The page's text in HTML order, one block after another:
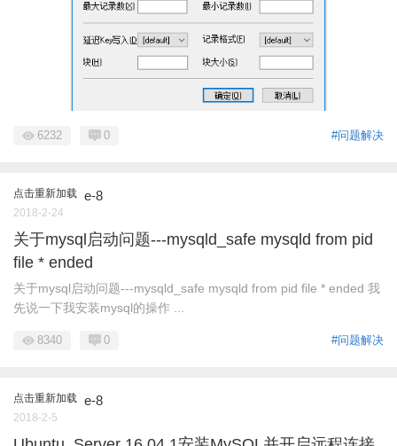
#问题解决
6232 0
点击重新加载 e-8
2018-2-24
关于mysql启动问题---mysqld_safe mysqld from pid
file * ended
关于mysql启动问题---mysqld_safe mysqld from pid file * ended 我
先说一下我安装mysql的操作 ...
#问题解决
8340 0
点击重新加载 e-8
2018-2-5